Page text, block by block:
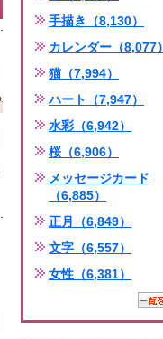
手描き（8,130）
カレンダー（8,077）
猫（7,994）
ハート（7,947）
水彩（6,942）
桜（6,906）
メッセージカード
（6,885）
正月（6,849）
文字（6,557）
女性（6,381）